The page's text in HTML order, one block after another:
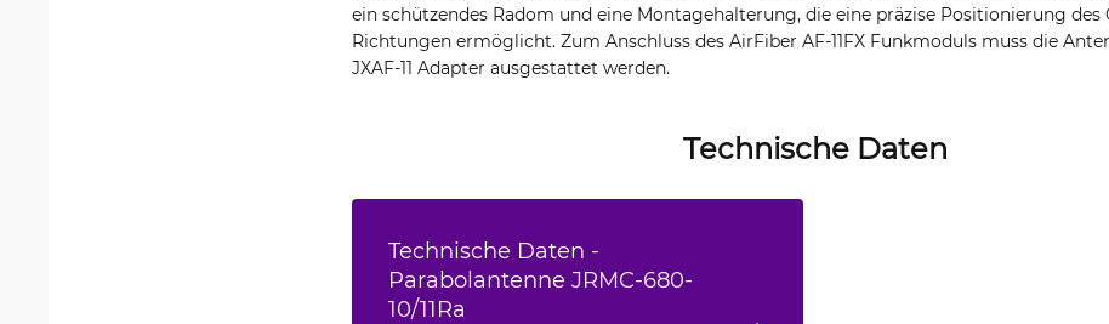
ein schützendes Radom und eine Montagehalterung, die eine präzise Positionierung des
Richtungen ermöglicht. Zum Anschluss des AirFiber AF-11FX Funkmoduls muss die
JXAF-11 Adapter ausgestattet werden.
Technische Daten
Technische Daten -
Parabolantenne JRMC-680-
10/11Ra